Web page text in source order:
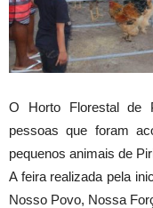
O Horto Florestal de
pessoas que foram
pequenos animais de
A feira realizada pela
Nosso Povo, Nossa